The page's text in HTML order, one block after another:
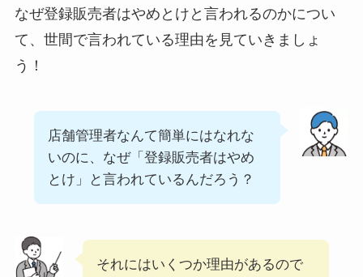
なぜ登録販売者はやめとけと言われるのかについ
て、世間で言われている理由を見ていきましょ
う！
店舗管理者なんて簡単にはなれな
いのに、なぜ「登録販売者はやめ
とけ」と言われているんだろう？
それにはいくつか理由があるので